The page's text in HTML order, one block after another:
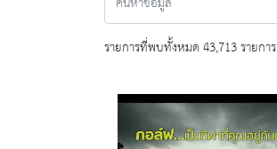
รายการที่พบทั้งหมด 43,713 รายการ